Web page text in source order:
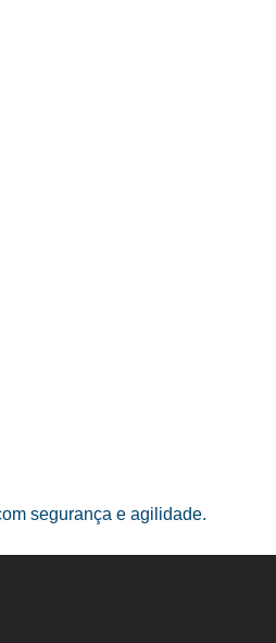
segurança e agilidade.